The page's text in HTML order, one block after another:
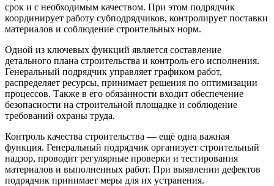
срок и с необходимым качеством. При этом подрядчик
координирует работу субподрядчиков, контролирует поставки
материалов и соблюдение строительных норм.
Одной из ключевых функций является составление
детального плана строительства и контроль его исполнения.
Генеральный подрядчик управляет графиком работ,
распределяет ресурсы, принимает решения по оптимизации
процессов. Также в его обязанности входит обеспечение
безопасности на строительной площадке и соблюдение
требований охраны труда.
Контроль качества строительства — ещё одна важная
функция. Генеральный подрядчик организует строительный
надзор, проводит регулярные проверки и тестирования
материалов и выполненных работ. При выявлении дефектов
подрядчик принимает меры для их устранения.